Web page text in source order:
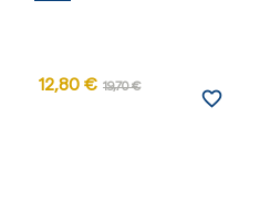
12,80 € 19,70 €
favorite_border